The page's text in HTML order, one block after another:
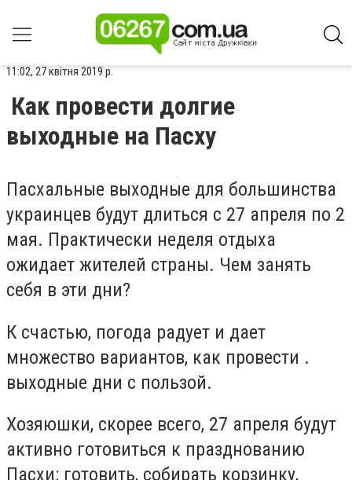
11:02, 27 квітня 2019 р.
Как провести долгие
выходные на Пасху
Пасхальные выходные для большинства
украинцев будут длиться с 27 апреля по 2
мая. Практически неделя отдыха
ожидает жителей страны. Чем занять
себя в эти дни?
К счастью, погода радует и дает
множество вариантов, как провести .
выходные дни с пользой.
Хозяюшки, скорее всего, 27 апреля будут
активно готовиться к празднованию
Пасхи: готовить, собирать корзинку,